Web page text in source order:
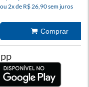
ou 2x de R$ 26,90 sem juros